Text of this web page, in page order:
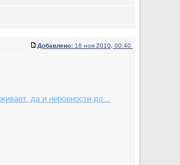
Добавлено: 16 ноя 2010, 00:40
да и неровности до...